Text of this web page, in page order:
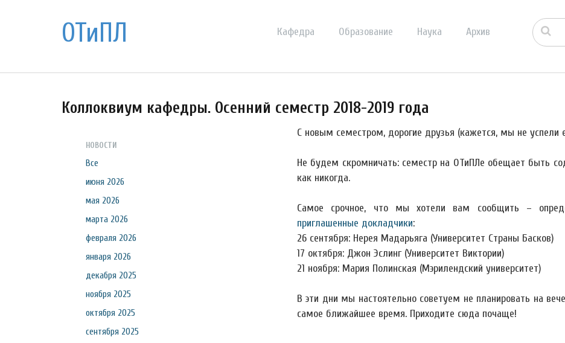
ОТиПЛ Кафедра Образование Наука Архив
Коллоквиум кафедры. Осенний семестр 2018-2019 года
НОВОСТИ
Все
июня 2026
мая 2026
марта 2026
февраля 2026
января 2026
декабря 2025
ноября 2025
октября 2025
сентября 2025
С новым семестром, дорогие друзья (кажется, мы не успели
Не будем скромничать: семестр на ОТиПЛе обещает быть
как никогда.
Самое срочное, что мы хотели вам сообщить –
приглашенные докладчики:
26 сентября: Нерея Мадарьяга (Университет Страны Басков)
17 октября: Джон Эслинг (Университет Виктории)
21 ноября: Мария Полинская (Мэрилендский университет)
В эти дни мы настоятельно советуем не планировать на
самое ближайшее время. Приходите сюда почаще!